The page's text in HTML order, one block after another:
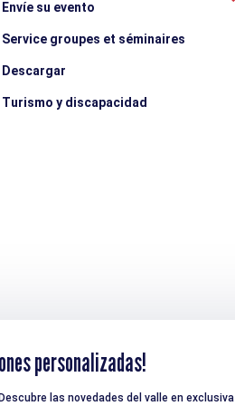
Envíe su evento
Service groupes et séminaires
Descargar
Turismo y discapacidad
personalizadas!
las novedades del valle en exclusiva